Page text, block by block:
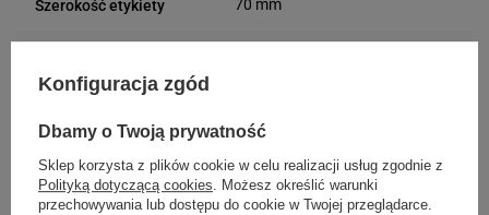
Szerokość etykiety 70 mm
odklejenia
Trudne
Rodzaj plomby VOID
Konfiguracja zgód
Dbamy o Twoją prywatność
Sklep korzysta z plików cookie w celu realizacji usług zgodnie z
Polityką dotyczącą cookies. Możesz określić warunki
przechowywania lub dostępu do cookie w Twojej przeglądarce.